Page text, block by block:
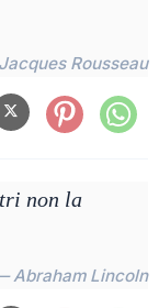
Rousseau
non la
Abraham Lincoln